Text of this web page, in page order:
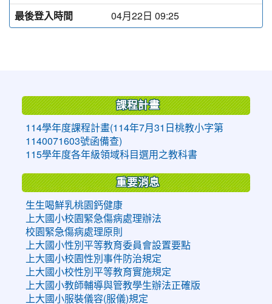
最後登入時間
04月22日 09:25
課程計畫
114學年度課程計畫(114年7月31日桃教小字第
1140071603號函備查)
115學年度各年級領域科目選用之教科書
重要消息
生生喝鮮乳桃園鈣健康
上大國小校園緊急傷病處理辦法
校園緊急傷病處理原則
上大國小性別平等教育委員會設置要點
上大國小校園性別事件防治規定
上大國小校性別平等教育實施規定
上大國小教師輔導與管教學生辦法正確版
上大國小服裝儀容(服儀)規定